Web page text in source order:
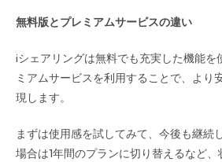
無料版とプレミアムサービスの違い
iシェアリングは無料でも充実した機能を
ミアムサービスを利用することで、より
現します。
まずは使用感を試してみて、今後も継続
場合は1年間のプランに切り替えるなど